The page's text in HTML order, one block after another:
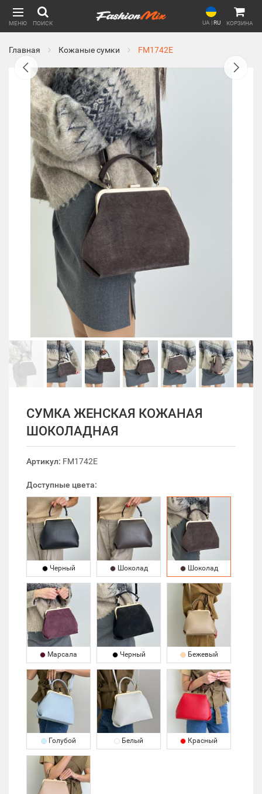
МЕНЮ ПОИСК UA |RU КОРЗИНА
Главная Кожаные сумки FM1742E
СУМКА ЖЕНСКАЯ КОЖАНАЯ
ШОКОЛАДНАЯ
Артикул: FM1742E
Доступные цвета:
Черный Шоколад Шоколад
Марсала Черный Бежевый
Голубой Белый Красный